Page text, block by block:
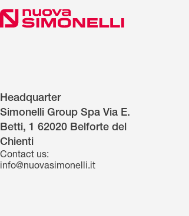
Headquarter
Simonelli Group Spa Via E.
Betti, 1 62020 Belforte del
Chienti
Contact us:
info@nuovasimonelli.it